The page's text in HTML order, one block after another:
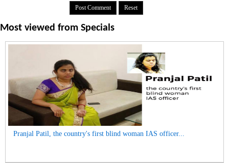
Most viewed from Specials
Pranjal Patil, the country's first blind woman IAS officer...